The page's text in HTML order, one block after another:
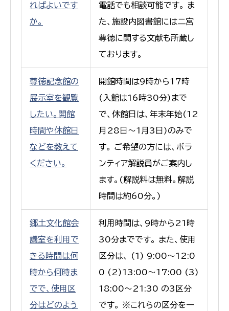
ればよいです
か。
電話でも相談可能です。 ま
た、施設内図書館には二宮
尊徳に関する文献も所蔵し
ております。
尊徳記念館の
展示室を観覧
したい。開館
時間や休館日
などを教えて
ください。
開館時間は9時から17時
(入館は16時30分)まで
で、休館日は、年末年始(12
月28日〜1月3日)のみで
す。 ご希望の方には、ボラ
ンティア解説員がご案内し
ます。(解説料は無料。解説
時間は約60分。)
郷土文化館会
議室を利用で
きる時間は何
時から何時ま
でで、使用区
分はどのよう
利用時間は、9時から21時
30分までです。 また、使用
区分は、 (1) 9:00〜12:0
0 (2)13:00〜17:00 (3)
18:00〜21:30 の3区分
です。 ※これらの区分を一